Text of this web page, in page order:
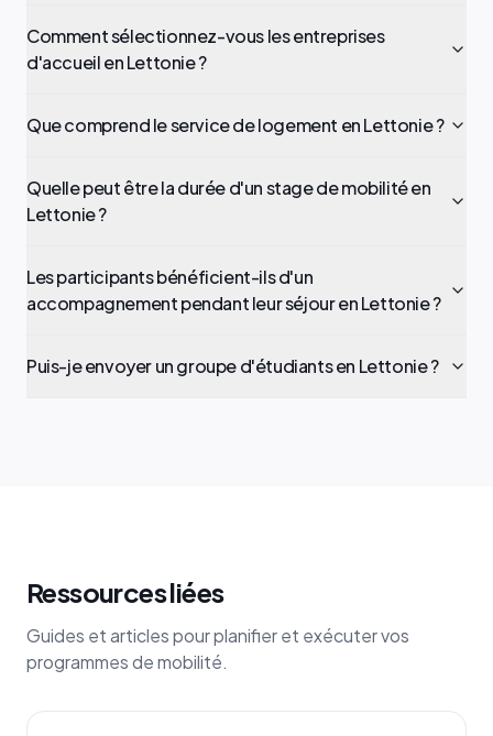
Comment sélectionnez-vous les entreprises
d'accueil en Lettonie ?
Que comprend le service de logement en Lettonie ?
Quelle peut être la durée d'un stage de mobilité en
Lettonie ?
Les participants bénéficient-ils d'un
accompagnement pendant leur séjour en Lettonie ?
Puis-je envoyer un groupe d'étudiants en Lettonie ?
Ressources liées
Guides et articles pour planifier et exécuter vos
programmes de mobilité.